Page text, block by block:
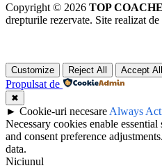
Copyright © 2026 TOP
drepturile rezervate. Site realizat de
Customize Reject All Accept All
Propulsat de
✖
► Cookie-uri necesare Always
Necessary cookies enable
and consent preference
data.
Niciunul